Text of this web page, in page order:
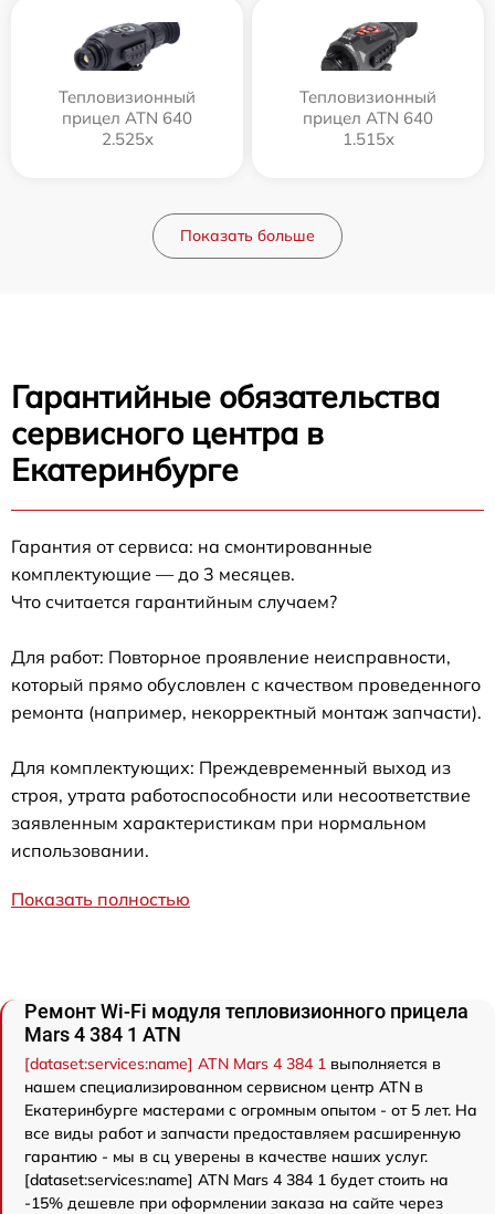
Тепловизионный
прицел ATN 640
2.525x
Тепловизионный
прицел ATN 640
1.515x
Показать больше
Гарантийные обязательства
сервисного центра в
Екатеринбурге
Гарантия от сервиса: на смонтированные
комплектующие — до 3 месяцев.
Что считается гарантийным случаем?
Для работ: Повторное проявление неисправности,
который прямо обусловлен с качеством проведенного
ремонта (например, некорректный монтаж запчасти).
Для комплектующих: Преждевременный выход из
строя, утрата работоспособности или несоответствие
заявленным характеристикам при нормальном
использовании.
Показать полностью
Ремонт Wi-Fi модуля тепловизионного прицела
Mars 4 384 1 ATN
[dataset:services:name] ATN Mars 4 384 1 выполняется в
нашем специализированном сервисном центр ATN в
Екатеринбурге мастерами с огромным опытом - от 5 лет. На
все виды работ и запчасти предоставляем расширенную
гарантию - мы в сц уверены в качестве наших услуг.
[dataset:services:name] ATN Mars 4 384 1 будет стоить на
-15% дешевле при оформлении заказа на сайте через